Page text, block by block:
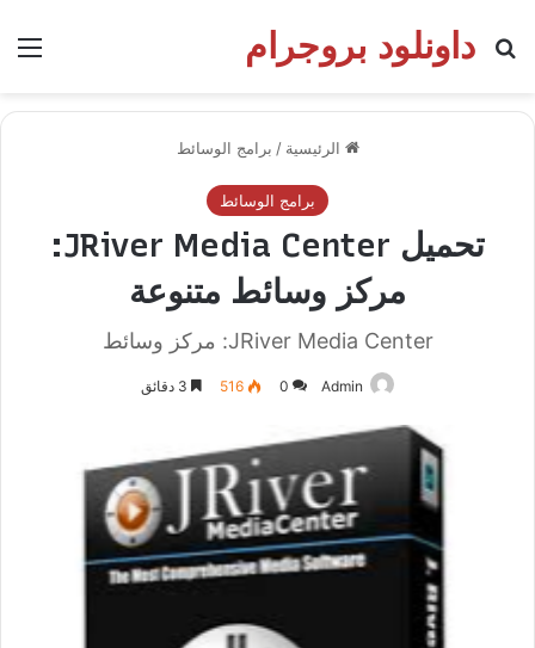
داونلود بروجرام
بحث عن
الرئيسية / برامج الوسائط
برامج الوسائط
تحميل JRiver Media Center:
مركز وسائط متنوعة
JRiver Media Center: مركز وسائط
Admin
0
516